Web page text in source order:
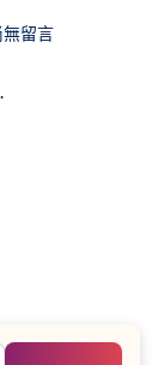
無留言